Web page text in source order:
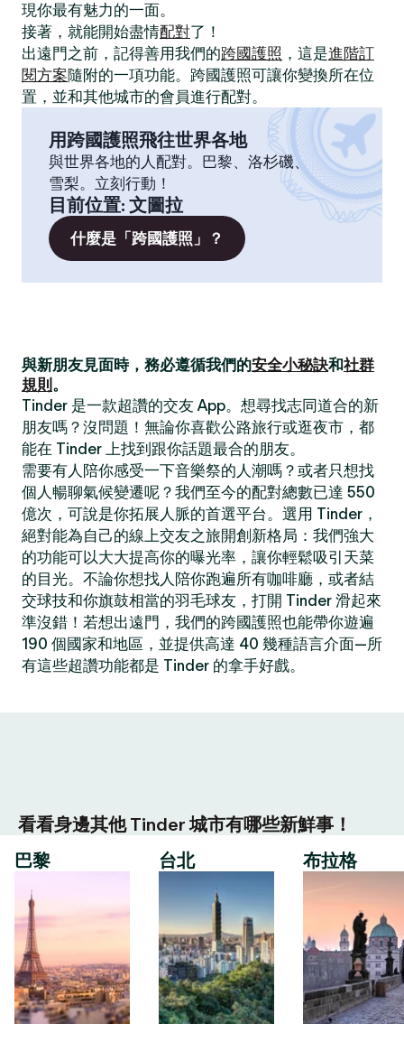
現你最有魅力的一面。
接著，就能開始盡情配對了！
出遠門之前，記得善用我們的跨國護照 ，這是進階訂
閱方案隨附的一項功能。跨國護照可讓你變換所在位
置，並和其他城市的會員進行配對。
用跨國護照飛往世界各地
與世界各地的人配對。巴黎、洛杉磯、
雪梨。立刻行動！
目前位置: 文圖拉
什麼是「跨國護照」？
與新朋友見面時，務必遵循我們的安全小秘訣和社群
規則 。
Tinder 是一款超讚的交友 App。想尋找志同道合的新
朋友嗎？沒問題！無論你喜歡公路旅行或逛夜市，都
能在 Tinder 上找到跟你話題最合的朋友。
需要有人陪你感受一下音樂祭的人潮嗎？或者只想找
個人暢聊氣候變遷呢？我們至今的配對總數已達 550
億次，可說是你拓展人脈的首選平台。選用 Tinder，
絕對能為自己的線上交友之旅開創新格局：我們強大
的功能可以大大提高你的曝光率，讓你輕鬆吸引天菜
的目光。不論你想找人陪你跑遍所有咖啡廳，或者結
交球技和你旗鼓相當的羽毛球友，打開 Tinder 滑起來
準沒錯！若想出遠門，我們的跨國護照也能帶你遊遍
190 個國家和地區，並提供高達 40 幾種語言介面—所
有這些超讚功能都是 Tinder 的拿手好戲。
看看身邊其他 Tinder 城市有哪些新鮮事！
巴黎
台北 布拉格